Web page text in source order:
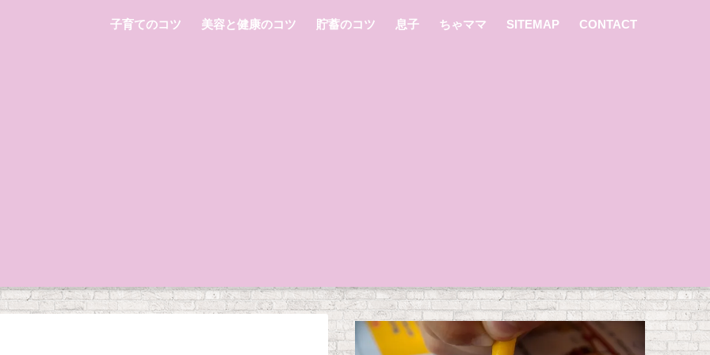
子育てのコツ 美容と健康のコツ 貯蓄のコツ 息子 ちゃママ SITEMAP CONTACT